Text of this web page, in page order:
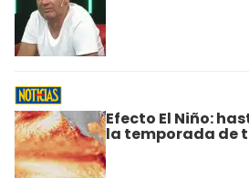
Efecto El Niño:
la temporada de